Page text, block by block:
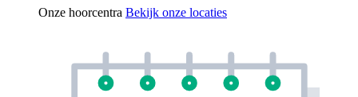
Onze hoorcentra Bekijk onze locaties